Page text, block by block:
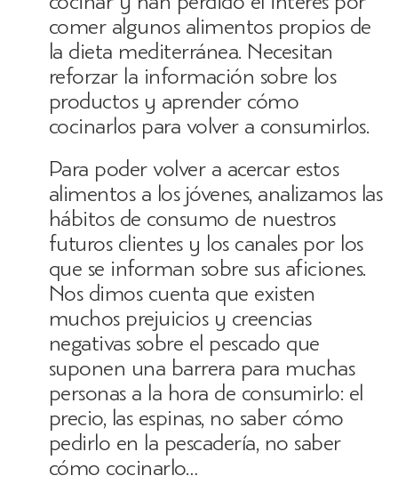
comer algunos alimentos propios de
la dieta mediterránea. Necesitan
reforzar la información sobre los
productos y aprender cómo
cocinarlos para volver a consumirlos.
Para poder volver a acercar estos
alimentos a los jóvenes, analizamos las
hábitos de consumo de nuestros
futuros clientes y los canales por los
que se informan sobre sus aficiones.
Nos dimos cuenta que existen
muchos prejuicios y creencias
negativas sobre el pescado que
suponen una barrera para muchas
personas a la hora de consumirlo: el
precio, las espinas, no saber cómo
pedirlo en la pescadería, no saber
cómo cocinarlo…